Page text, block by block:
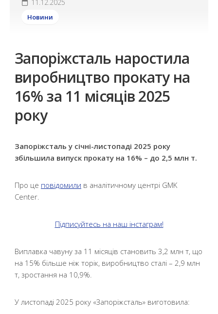
11.12.2025
Новини
Запоріжсталь наростила
виробництво прокату на
16% за 11 місяців 2025
року
Запоріжсталь у січні-листопаді 2025 року
збільшила випуск прокату на 16% – до 2,5 млн т.
Про це повідомили в аналітичному центрі GMK
Center.
Підписуйтесь на наш інстаграм!
Виплавка чавуну за 11 місяців становить 3,2 млн т, що
на 15% більше ніж торік, виробництво сталі – 2,9 млн
т, зростання на 10,9%.
У листопаді 2025 року «Запоріжсталь» виготовила: